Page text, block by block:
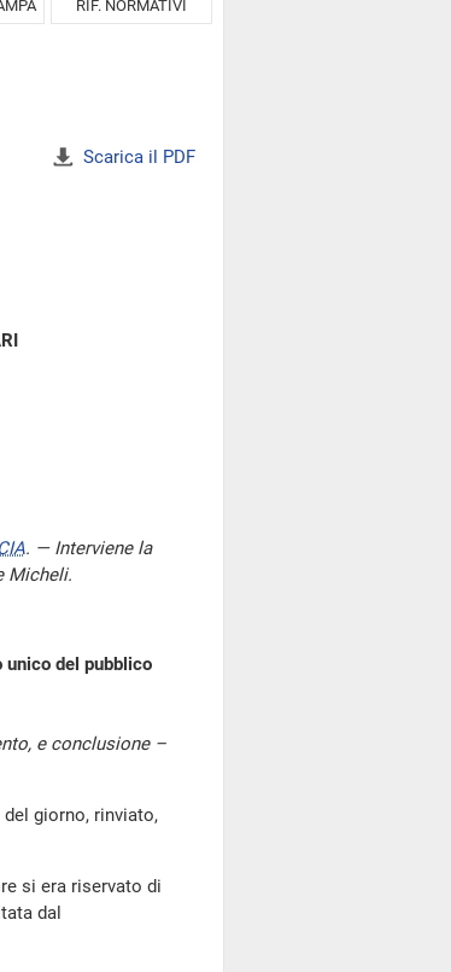
RIF. NORMATIVI
Scarica il PDF
. — Interviene la
Micheli.
del pubblico
e conclusione –
giorno, rinviato,
si era riservato di
dal